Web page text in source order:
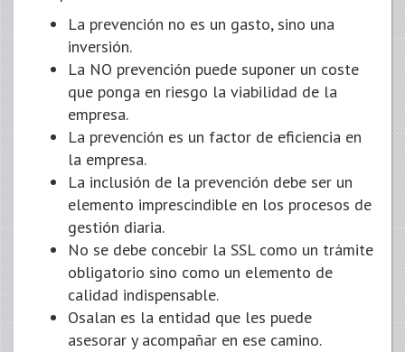
La prevención no es un gasto, sino una
inversión.
La NO prevención puede suponer un coste
que ponga en riesgo la viabilidad de la
empresa.
La prevención es un factor de eficiencia en
la empresa.
La inclusión de la prevención debe ser un
elemento imprescindible en los procesos de
gestión diaria.
No se debe concebir la SSL como un trámite
obligatorio sino como un elemento de
calidad indispensable.
Osalan es la entidad que les puede
asesorar y acompañar en ese camino.